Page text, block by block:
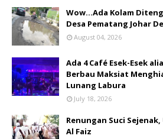
Wow...Ada Kolam
Desa Pematang Johar
August 04, 2026
Ada 4 Café Esek-Esek
Berbau Maksiat
Lunang Labura
July 18, 2026
Renungan Suci
Al Faiz